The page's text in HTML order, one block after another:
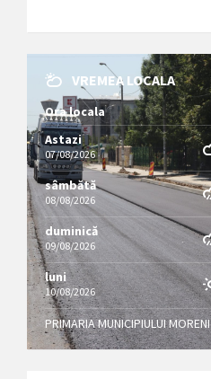
VREMEA LOCALA
Ora locala
Astazi
07/08/2026
sâmbătă
08/08/2026
duminică
09/08/2026
luni
10/08/2026
PRIMARIA MUNICIPIULUI MORENI